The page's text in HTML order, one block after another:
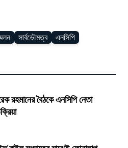
সার্বভৌমত্ব এনসিপি
রহমানের বৈঠকে এনসিপি নেতা